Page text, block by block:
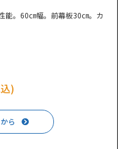
能。60㎝幅。前幕板30㎝。カ
)
ら